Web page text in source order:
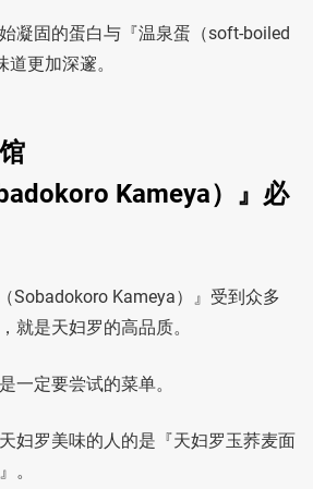
凝固的蛋白与『温泉蛋（soft-boiled
更加深邃。
Kameya）』必
Sobadokoro Kameya）』受到众多
就是天妇罗的高品质。
一定要尝试的菜单。
妇罗美味的人的是『天妇罗玉荞麦面
。